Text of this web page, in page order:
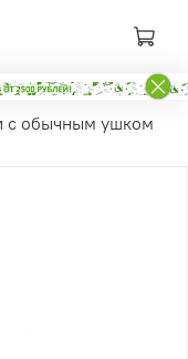
с обычным ушком